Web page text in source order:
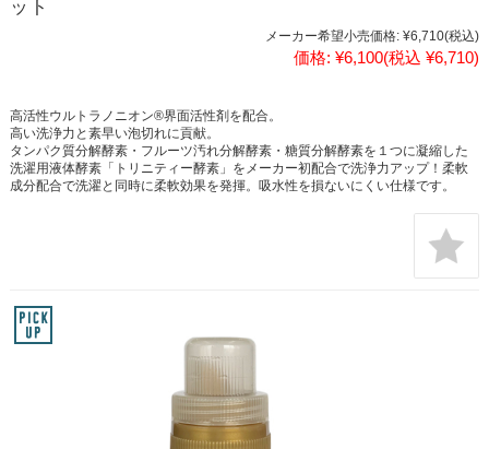
ット
メーカー希望小売価格: ¥6,710(税込)
価格: ¥6,100(税込 ¥6,710)
高活性ウルトラノニオン®界面活性剤を配合。
高い洗浄力と素早い泡切れに貢献。
タンパク質分解酵素・フルーツ汚れ分解酵素・糖質分解酵素を１つに凝縮した
洗濯用液体酵素「トリニティー酵素」をメーカー初配合で洗浄力アップ！柔軟
成分配合で洗濯と同時に柔軟効果を発揮。吸水性を損ないにくい仕様です。